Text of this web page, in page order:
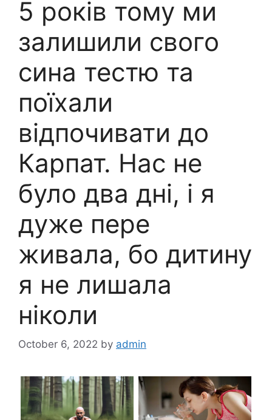
5 років тому ми
залишили свого
сина тестю та
поїхали
відпочивати до
Карпат. Нас не
було два дні, і я
дуже пере
живала, бо дитину
я не лишала
ніколи
October 6, 2022 by admin